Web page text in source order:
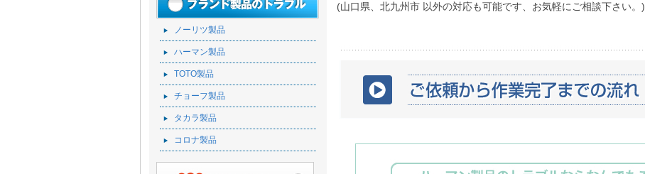
ノーリツ製品
ハーマン製品
TOTO製品
チョーフ製品
タカラ製品
コロナ製品
(山口県、北九州市 以外の対応も可能です、お気軽にご相談下さい。)